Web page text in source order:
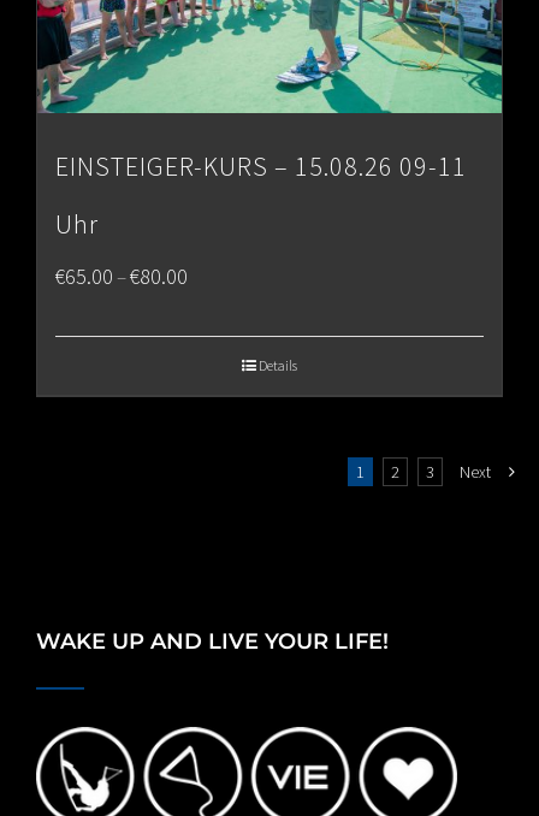
EINSTEIGER-KURS – 15.08.26 09-11
Uhr
€65.00–€80.00
Details
1 2 3 Next
WAKE UP AND LIVE YOUR LIFE!